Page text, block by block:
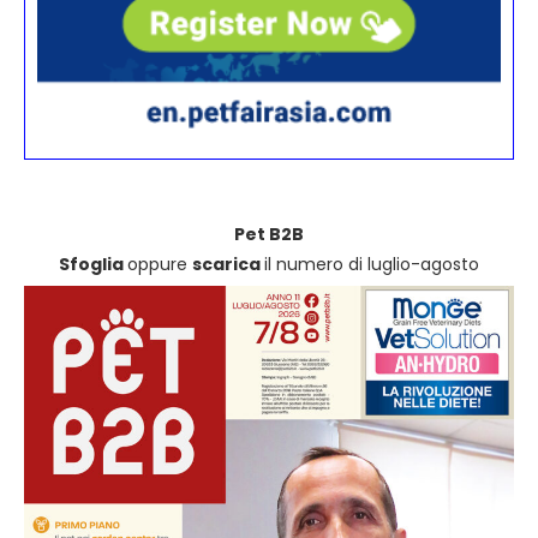
Pet B2B
Sfogliaoppure scaricail numero di luglio-agosto